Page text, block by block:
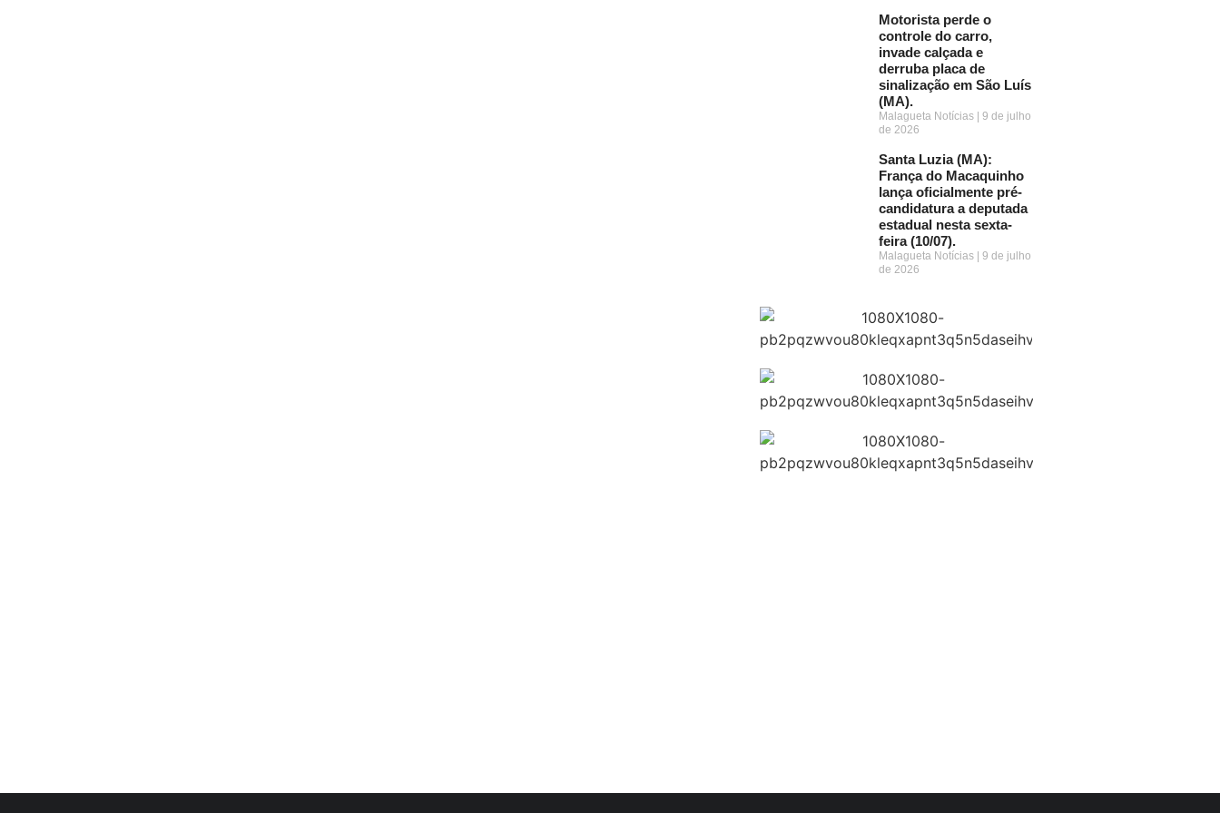
Motorista perde o
controle do carro,
invade calçada e
derruba placa de
sinalização em São Luís
(MA).
Malagueta Notícias
9 de julho
de 2026
Santa Luzia (MA):
França do Macaquinho
lança oficialmente pré-
candidatura a deputada
estadual nesta sexta-
feira (10/07).
Malagueta Notícias
9 de julho
de 2026